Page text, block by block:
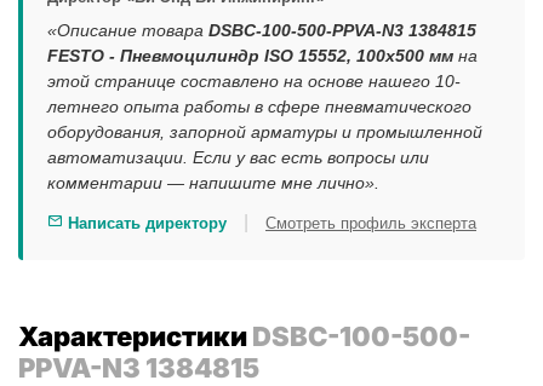
«Описание товара DSBC-100-500-PPVA-N3 1384815
FESTO - Пневмоцилиндр ISO 15552, 100x500 мм на
этой странице составлено на основе нашего 10-
летнего опыта работы в сфере пневматического
оборудования, запорной арматуры и промышленной
автоматизации. Если у вас есть вопросы или
комментарии — напишите мне лично».
Написать директору Смотреть профиль эксперта
ХарактеристикиDSBC-100-500-
PPVA-N3 1384815